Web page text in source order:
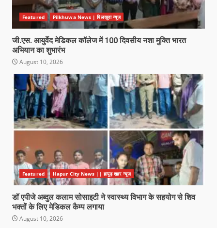
Featured Pilkhuwa News | पिलखुवा न्यूज़
जी.एस. आयुर्वेद मेडिकल कॉलेज में 100 दिवसीय नशा मुक्ति भारत
अभियान का शुभारंभ
August 10, 2026
Featured Hapur City News || हापुड़ शहर न्यूज़
डॉ एपीजे अब्दुल कलाम सोसाइटी ने स्वास्थ्य विभाग के सहयोग से शिव
भक्तों के लिए मेडिकल कैम्प लगाया
August 10, 2026